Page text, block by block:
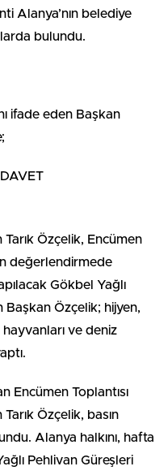
Alanya’nın belediye
bulundu.
ifade eden Başkan
Özçelik, Encümen
değerlendirmede
Gökbel Yağlı
Başkan Özçelik; hijyen,
ve deniz
Encümen Toplantısı
Özçelik, basın
Alanya halkını, hafta
Pehlivan Güreşleri